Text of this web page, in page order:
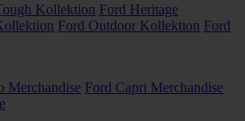
Kollektion Ford Heritage
Ford Outdoor Kollektion Ford
Merchandise Ford Capri Merchandise